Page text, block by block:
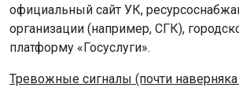
официальный сайт УК,
организации (например, СГК),
платформу «Госуслуги».
Тревожные сигналы (почти